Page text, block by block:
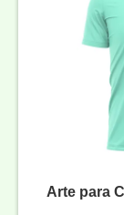
Arte para